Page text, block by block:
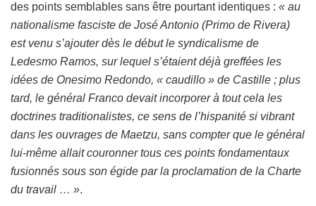
des points semblables sans être pourtant identiques : « au
nationalisme fasciste de José Antonio (Primo de Rivera)
est venu s’ajouter dès le début le syndicalisme de
Ledesmo Ramos, sur lequel s’étaient déjà greffées les
idées de Onesimo Redondo, « caudillo » de Castille ; plus
tard, le général Franco devait incorporer à tout cela les
doctrines traditionalistes, ce sens de l’hispanité si vibrant
dans les ouvrages de Maetzu, sans compter que le général
lui-même allait couronner tous ces points fondamentaux
fusionnés sous son égide par la proclamation de la Charte
du travail … ».